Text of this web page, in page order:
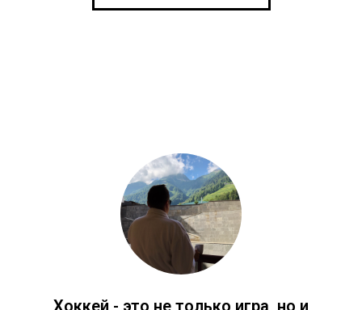
Хоккей - это не только игра, но и